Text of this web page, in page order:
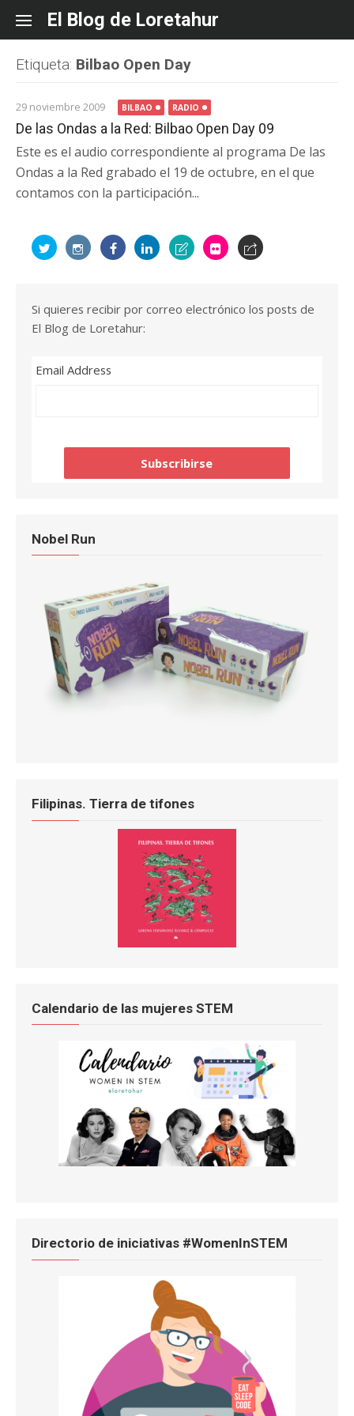
content
El Blog de Loretahur
Etiqueta: Bilbao Open Day
29 noviembre 2009 BILBAO RADIO
De las Ondas a la Red: Bilbao Open Day 09
Este es el audio correspondiente al programa De las
Ondas a la Red grabado el 19 de octubre, en el que
contamos con la participación...
Si quieres recibir por correo electrónico los posts de
El Blog de Loretahur:
Email Address
Nobel Run
Filipinas. Tierra de tifones
Calendario de las mujeres STEM
Directorio de iniciativas #WomenInSTEM